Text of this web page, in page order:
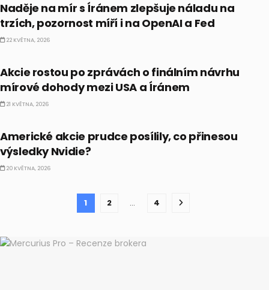
Naděje na mír s Íránem zlepšuje náladu na
trzích, pozornost míří i na OpenAI a Fed
22 KVĚTNA, 2026
Akcie rostou po zprávách o finálním návrhu
mírové dohody mezi USA a Íránem
21 KVĚTNA, 2026
Americké akcie prudce posílily, co přinesou
výsledky Nvidie?
20 KVĚTNA, 2026
1 2 … 4